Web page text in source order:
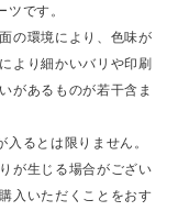
です。
の環境により、色味が
より細かいバリや印刷
があるものが若干含ま
るとは限りません。
が生じる場合がござい
入いただくことをおす